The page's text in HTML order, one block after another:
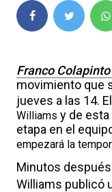
Franco
movimiento que
jueves a las 14. El
Williams y de
etapa en el
empezará la
Minutos
Williams publicó